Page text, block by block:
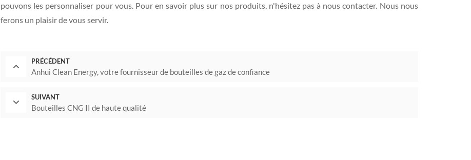
pouvons les personnaliser pour vous. Pour en savoir plus sur nos produits, n'hésitez pas à nous contacter. Nous nous
ferons un plaisir de vous servir.
PRÉCÉDENT
Anhui Clean Energy, votre fournisseur de bouteilles de gaz de confiance
SUIVANT
Bouteilles CNG II de haute qualité